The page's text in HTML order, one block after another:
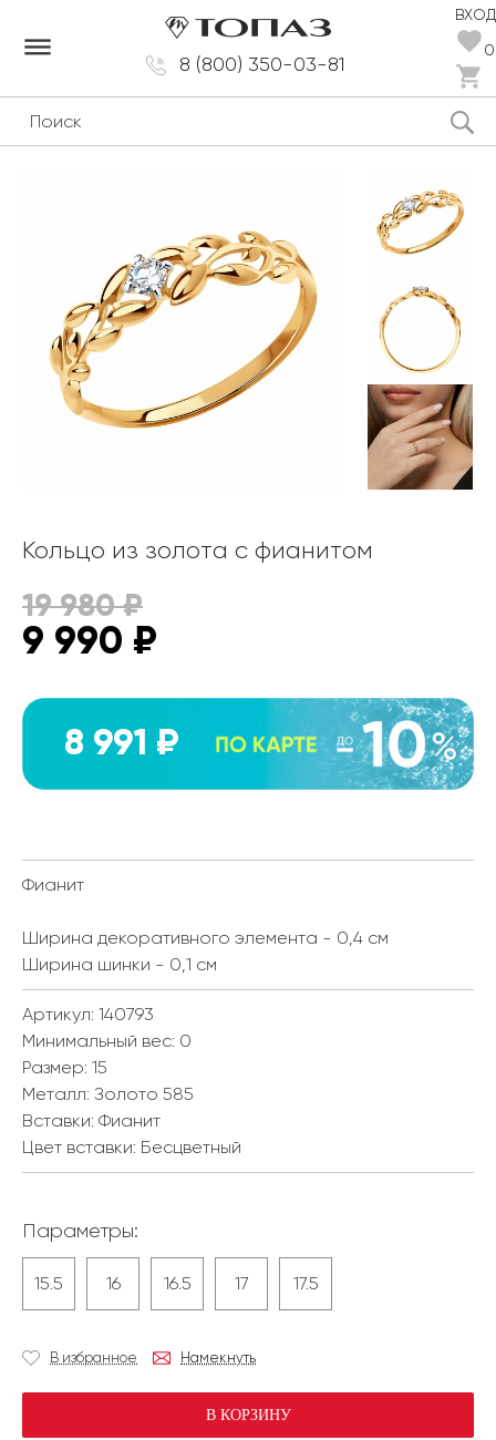
8 (800) 350-03-81
ВХОД
0
dehaze
Кольцо из золота с фианитом
19 980₽
9 990 ₽
8 991 ₽
Фианит
Ширина декоративного элемента - 0,4 см
Ширина шинки - 0,1 см
Артикул: 140793
Минимальный вес: 0
Размер: 15
Металл: Золото 585
Вставки: Фианит
Цвет вставки: Бесцветный
Параметры:
15.5 16 16.5 17 17.5
В избранное Намекнуть
В КОРЗИНУ